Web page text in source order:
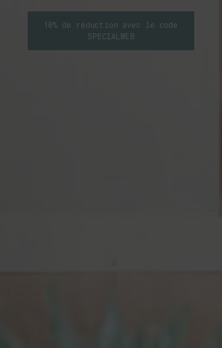
10% de réduction avec le code
SPECIALWEB